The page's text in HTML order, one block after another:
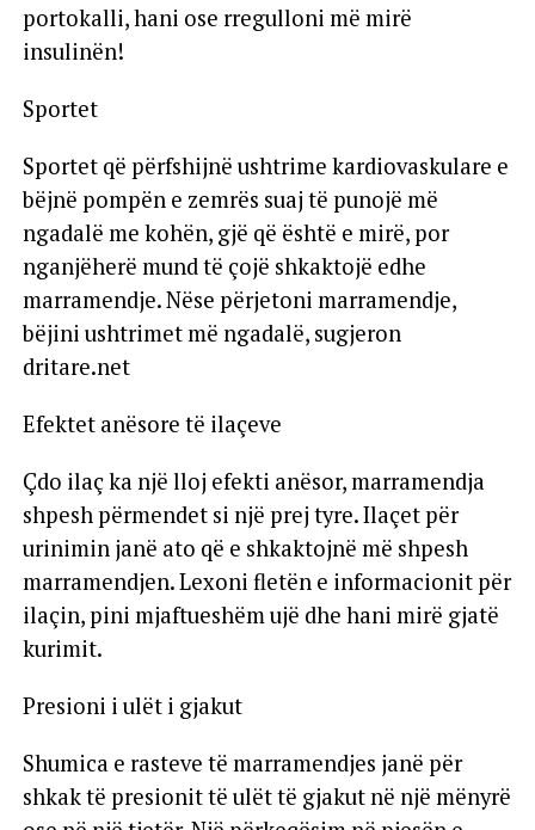
portokalli, hani ose rregulloni më mirë
insulinën!
Sportet
Sportet që përfshijnë ushtrime kardiovaskulare e
bëjnë pompën e zemrës suaj të punojë më
ngadalë me kohën, gjë që është e mirë, por
nganjëherë mund të çojë shkaktojë edhe
marramendje. Nëse përjetoni marramendje,
bëjini ushtrimet më ngadalë, sugjeron
dritare.net
Efektet anësore të ilaçeve
Çdo ilaç ka një lloj efekti anësor, marramendja
shpesh përmendet si një prej tyre. Ilaçet për
urinimin janë ato që e shkaktojnë më shpesh
marramendjen. Lexoni fletën e informacionit për
ilaçin, pini mjaftueshëm ujë dhe hani mirë gjatë
kurimit.
Presioni i ulët i gjakut
Shumica e rasteve të marramendjes janë për
shkak të presionit të ulët të gjakut në një mënyrë